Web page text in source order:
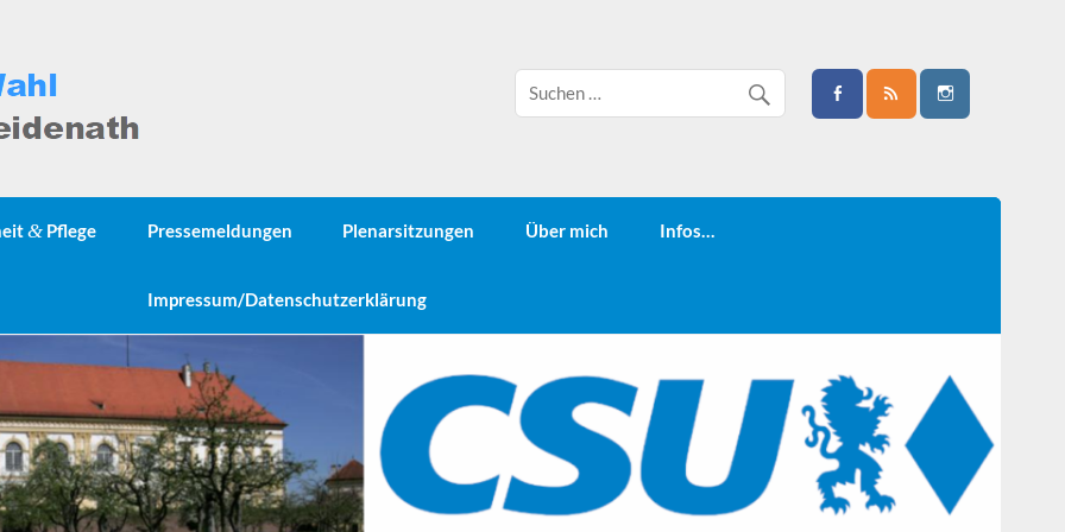
& Pflege Pressemeldungen Plenarsitzungen Über mich Infos…
Impressum/Datenschutzerklärung